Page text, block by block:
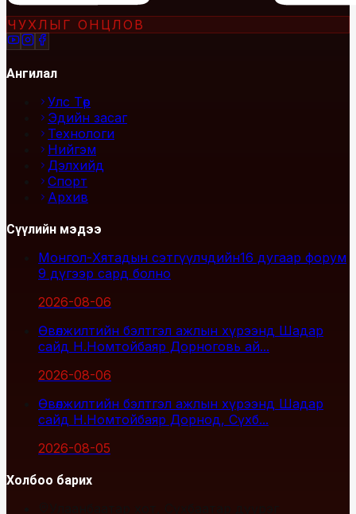
ЧУХЛЫГ ОНЦЛОВ
Ангилал
Улс Төр
Эдийн засаг
Технологи
Нийгэм
Дэлхийд
Спорт
Архив
Сүүлийн мэдээ
Монгол-Хятадын сэтгүүлчдийн16 дугаар форум
9 дүгээр сард болно
2026-08-06
Өвөлжилтийн бэлтгэл ажлын хүрээнд Шадар
сайд Н.Номтойбаяр Дорноговь ай...
2026-08-06
Өвөлжилтийн бэлтгэл ажлын хүрээнд Шадар
сайд Н.Номтойбаяр Дорнод, Сүхб...
2026-08-05
Холбоо барих